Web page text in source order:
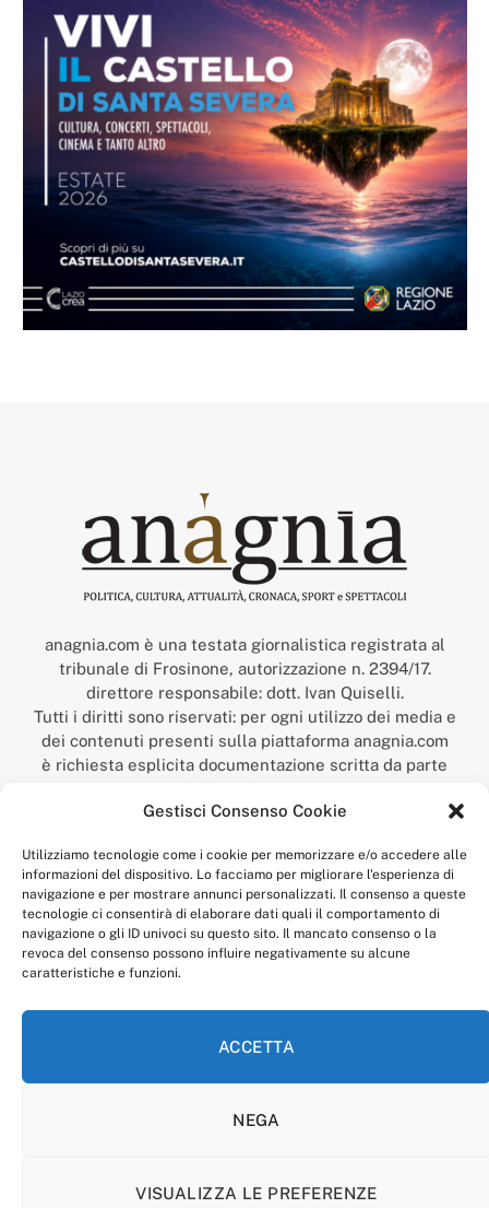
Gestisci Consenso Cookie
Utilizziamo tecnologie come i cookie per memorizzare e/o accedere alle
informazioni del dispositivo. Lo facciamo per migliorare l'esperienza di
navigazione e per mostrare annunci personalizzati. Il consenso a queste
tecnologie ci consentirà di elaborare dati quali il comportamento di
navigazione o gli ID univoci su questo sito. Il mancato consenso o la
revoca del consenso possono influire negativamente su alcune
caratteristiche e funzioni.
ACCETTA
NEGA
VISUALIZZA LE PREFERENZE
anagnia.com è una testata giornalistica registrata al
tribunale di Frosinone, autorizzazione n. 2394/17.
direttore responsabile: dott. Ivan Quiselli.
Tutti i diritti sono riservati: per ogni utilizzo dei media e
dei contenuti presenti sulla piattaforma anagnia.com
è richiesta esplicita documentazione scritta da parte
della redazione.
“Anagnia” è un marchio registrato presso l’Ufficio Italiano
Economico,
num. registrazione: 302017000014044 del 9 febbraio 2017.
Per contatti:redazione@anagnia.com
COOKIE POLICY